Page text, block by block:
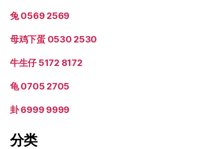
兔 0569 2569
母鸡下蛋 0530 2530
牛生仔 5172 8172
龟 0705 2705
卦 6999 9999
分类